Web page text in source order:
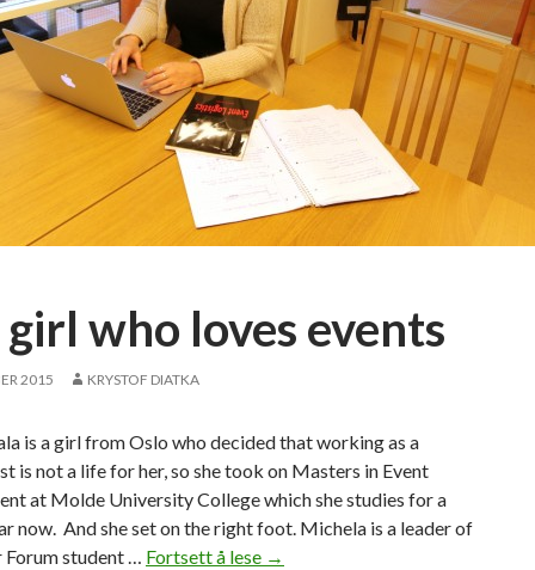
who loves events
2015 KRYSTOF DIATKA
is a girl from Oslo who decided that working as a
is not a life for her, so she took on Masters in Event
at Molde University College which she studies for a
now. And she set on the right foot. Michela is a leader of
Forum student … Fortsett å lese T
→